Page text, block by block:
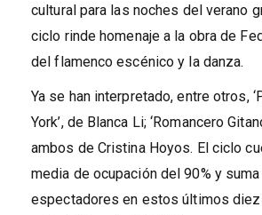
cultural para las noches del verano
ciclo rinde homenaje a la obra de
del flamenco escénico y la danza.
Ya se han interpretado, entre otros,
York’, de Blanca Li; ‘Romancero
ambos de Cristina Hoyos. El ciclo
media de ocupación del 90% y
espectadores en estos últimos diez